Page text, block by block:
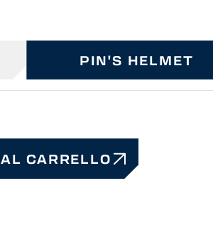
PIN'S HELMET
CARRELLO